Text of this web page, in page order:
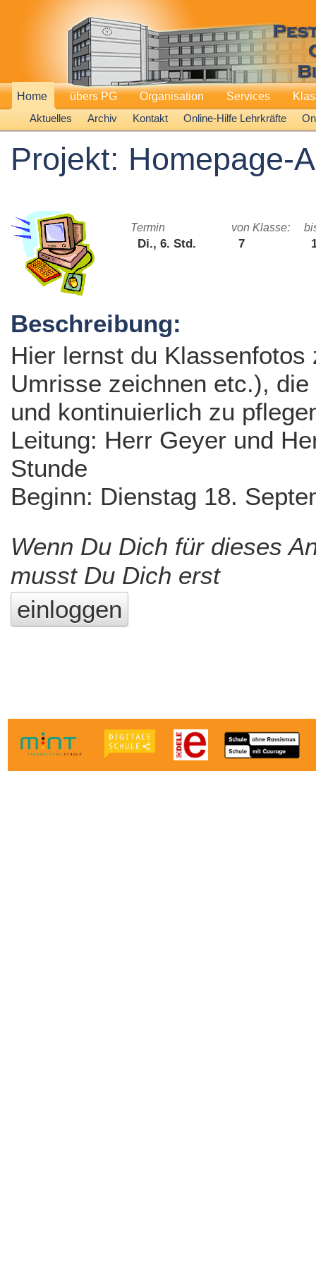
Home
Aktuelles
Archiv Kontakt Online-Hilfe Lehrkräfte
übers PG Organisation Services
Projekt: Homepage-
Termin
Di., 6. Std.
von Klasse:
7
Beschreibung:
Hier lernst du
Umrisse zeichnen etc.),
und kontinuierlich zu
Leitung: Herr Geyer und
Stunde
Beginn: Dienstag 18.
Wenn Du Dich für dieses
musst Du Dich erst
einloggen